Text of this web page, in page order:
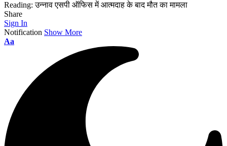
Reading: उन्नाव एसपी ऑफिस में आत्मदाह के बाद मौत का मामला
Share
Sign In
Notification Show More
Aa